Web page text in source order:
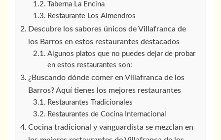
Taberna La Encina
Restaurante Los Almendros
Descubre los sabores únicos de Villafranca de
los Barros en estos restaurantes destacados
Algunos platos que no puedes dejar de probar
en estos restaurantes son:
¿Buscando dónde comer en Villafranca de los
Barros? Aquí tienes los mejores restaurantes
Restaurantes Tradicionales
Restaurantes de Cocina Internacional
Cocina tradicional y vanguardista se mezclan en